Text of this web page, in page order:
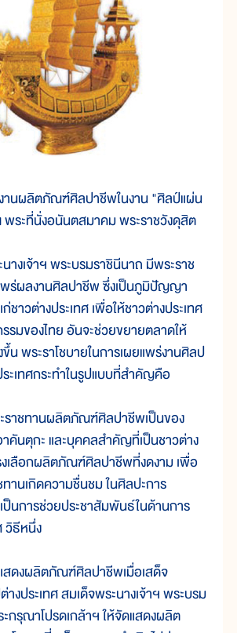
านผลิตภัณฑ์ศิลปาชีพในงาน "ศิลป์แผ่น
ระที่นั่งอนันตสมาคม พระราชวังดุสิต
เจ้าฯ พระบรมราชินีนาถ มีพระราช
พร่ผลงานศิลปาชีพ ซึ่งเป็นภูมิปัญญา
ชาวต่างประเทศ เพื่อให้ชาวต่างประเทศ
รมของไทย อันจะช่วยขยายตลาดให้
น พระราโชบายในการเผยแพร่งานศิลป
ะเทศกระทำในรูปแบบที่สำคัญคือ
ชทานผลิตภัณฑ์ศิลปาชีพเป็นของ
คันตุกะ และบุคคลสำคัญที่เป็นชาวต่าง
งเลือกผลิตภัณฑ์ศิลปาชีพที่งดงาม เพื่อ
านเกิดความชื่นชม ในศิลปะการ
ป็นการช่วยประชาสัมพันธ์ในด้านการ
วิธีหนึ่ง
งผลิตภัณฑ์ศิลปาชีพเมื่อเสด็จ
างประเทศ สมเด็จพระนางเจ้าฯ พระบรม
กรุณาโปรดเกล้าฯ ให้จัดแสดงผลิต